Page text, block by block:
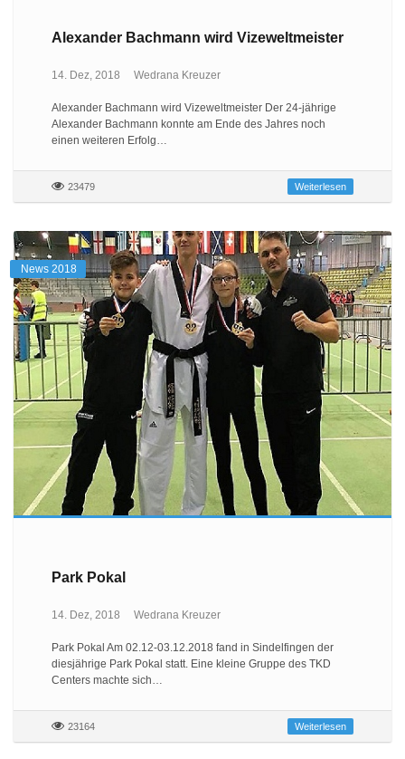
Alexander Bachmann wird Vizeweltmeister
14. Dez, 2018 Wedrana Kreuzer
Alexander Bachmann wird Vizeweltmeister Der 24-jährige
Alexander Bachmann konnte am Ende des Jahres noch
einen weiteren Erfolg…
23479 Weiterlesen
News 2018
Park Pokal
14. Dez, 2018 Wedrana Kreuzer
Park Pokal Am 02.12-03.12.2018 fand in Sindelfingen der
diesjährige Park Pokal statt. Eine kleine Gruppe des TKD
Centers machte sich…
23164 Weiterlesen